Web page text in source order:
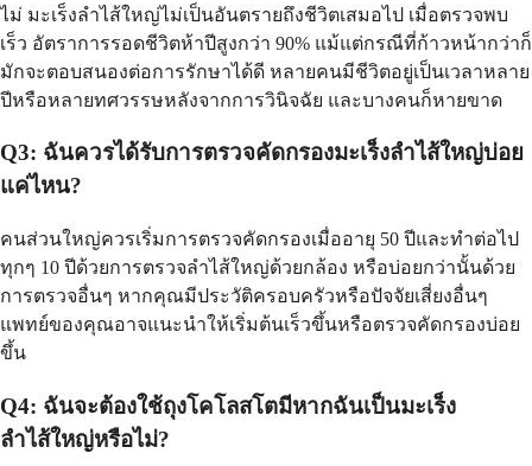
ไม่ มะเร็งลำไส้ใหญ่ไม่เป็นอันตรายถึงชีวิตเสมอไป เมื่อตรวจพบ
เร็ว อัตราการรอดชีวิตห้าปีสูงกว่า 90% แม้แต่กรณีที่ก้าวหน้ากว่าก็
มักจะตอบสนองต่อการรักษาได้ดี หลายคนมีชีวิตอยู่เป็นเวลาหลาย
ปีหรือหลายทศวรรษหลังจากการวินิจฉัย และบางคนก็หายขาด
Q3: ฉันควรได้รับการตรวจคัดกรองมะเร็งลำไส้ใหญ่บ่อย
แค่ไหน?
คนส่วนใหญ่ควรเริ่มการตรวจคัดกรองเมื่ออายุ 50 ปีและทำต่อไป
ทุกๆ 10 ปีด้วยการตรวจลำไส้ใหญ่ด้วยกล้อง หรือบ่อยกว่านั้นด้วย
การตรวจอื่นๆ หากคุณมีประวัติครอบครัวหรือปัจจัยเสี่ยงอื่นๆ
แพทย์ของคุณอาจแนะนำให้เริ่มต้นเร็วขึ้นหรือตรวจคัดกรองบ่อย
ขึ้น
Q4: ฉันจะต้องใช้ถุงโคโลสโตมีหากฉันเป็นมะเร็ง
ลำไส้ใหญ่หรือไม่?